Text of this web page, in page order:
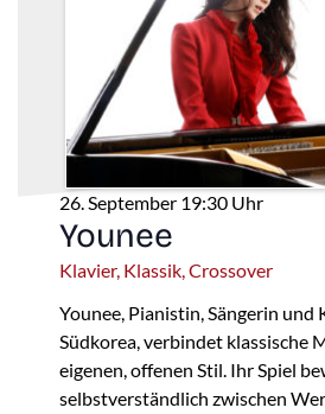
26. September 19:30 Uhr
Younee
Klavier, Klassik, Crossover
Younee, Pianistin, Sängerin und
Südkorea, verbindet klassische
eigenen, offenen Stil. Ihr Spiel
selbstverständlich zwischen